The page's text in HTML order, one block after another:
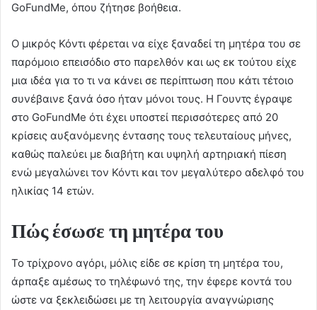
GoFundMe, όπου ζήτησε βοήθεια.
Ο μικρός Κόντι φέρεται να είχε ξαναδεί τη μητέρα του σε
παρόμοιο επεισόδιο στο παρελθόν και ως εκ τούτου είχε
μια ιδέα για το τι να κάνει σε περίπτωση που κάτι τέτοιο
συνέβαινε ξανά όσο ήταν μόνοι τους. Η Γουντς έγραψε
στο GoFundMe ότι έχει υποστεί περισσότερες από 20
κρίσεις αυξανόμενης έντασης τους τελευταίους μήνες,
καθώς παλεύει με διαβήτη και υψηλή αρτηριακή πίεση
ενώ μεγαλώνει τον Κόντι και τον μεγαλύτερο αδελφό του
ηλικίας 14 ετών.
Πώς έσωσε τη μητέρα του
Το τρίχρονο αγόρι, μόλις είδε σε κρίση τη μητέρα του,
άρπαξε αμέσως το τηλέφωνό της, την έφερε κοντά του
ώστε να ξεκλειδώσει με τη λειτουργία αναγνώρισης